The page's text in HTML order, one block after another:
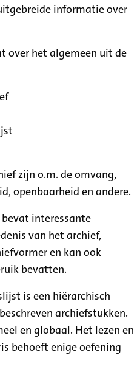
informatie over
over het algemeen uit de
zijn o.m. de omvang,
openbaarheid en andere.
interessante
van het archief,
en kan ook
bevatten.
is een hiërarchisch
archiefstukken.
en globaal. Het lezen en
behoeft enige oefening